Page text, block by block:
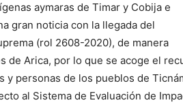
aymaras de Timar y Cobija e
gran noticia con la llegada del
(rol 2608-2020), de manera
de Arica, por lo que se acoge el
personas de los pueblos de
al Sistema de Evaluación de